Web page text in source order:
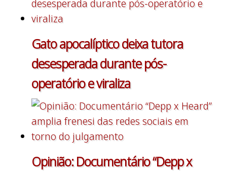
Gato apocalíptico deixa tutora
desesperada durante pós-
operatório e viraliza
Opinião: Documentário “Depp x